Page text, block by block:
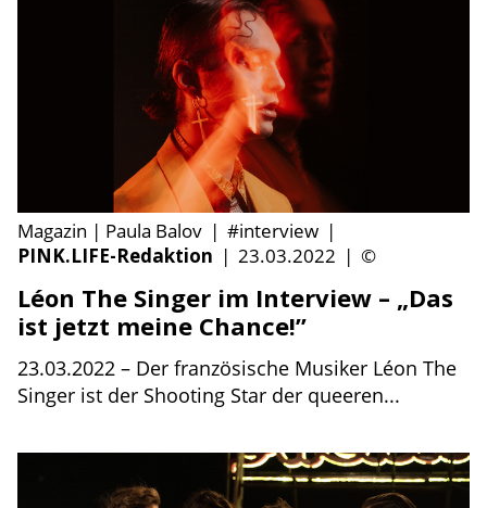
Magazin | Paula Balov | #interview |
PINK.LIFE-Redaktion | 23.03.2022 | ©
Léon The Singer im Interview – „Das
ist jetzt meine Chance!”
23.03.2022 – Der französische Musiker Léon The
Singer ist der Shooting Star der queeren...